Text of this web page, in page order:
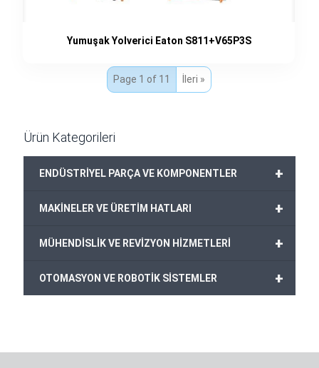
Yumuşak Yolverici Eaton S811+V65P3S
Page 1 of 11 İleri »
Ürün Kategorileri
+
ENDÜSTRİYEL PARÇA VE KOMPONENTLER
+
MAKİNELER VE ÜRETİM HATLARI
+
MÜHENDİSLİK VE REVİZYON HİZMETLERİ
+
OTOMASYON VE ROBOTİK SİSTEMLER